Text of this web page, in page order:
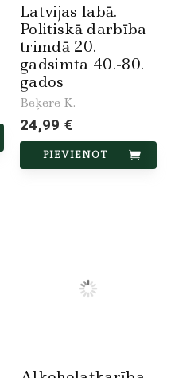
Latvijas labā.
Politiskā darbība
trimdā 20.
gadsimta 40.-80.
gados
Beķere K.
24,99 €
PIEVIENOT